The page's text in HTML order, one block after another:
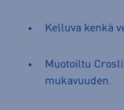
Kelluva kenkä
Muotoiltu
mukavuuden.